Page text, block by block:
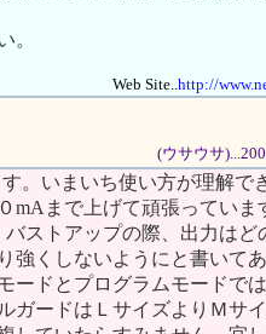
。
Web Site..http://
(ウサウサ
。いまいち使い方が理解で
mAまで上げて頑張っていま
ストアップの際、出力はど
強くしないようにと書いて
ードとプログラムモードで
ガードはＬサイズよりＭサ